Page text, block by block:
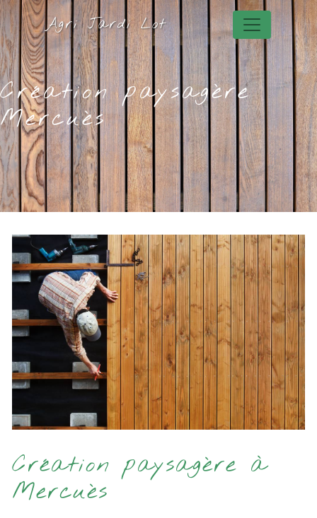
Panneau de gestion des cookies
Agri Jardi Lot
Création paysagère
Mercuès
Création paysagère à
Mercuès